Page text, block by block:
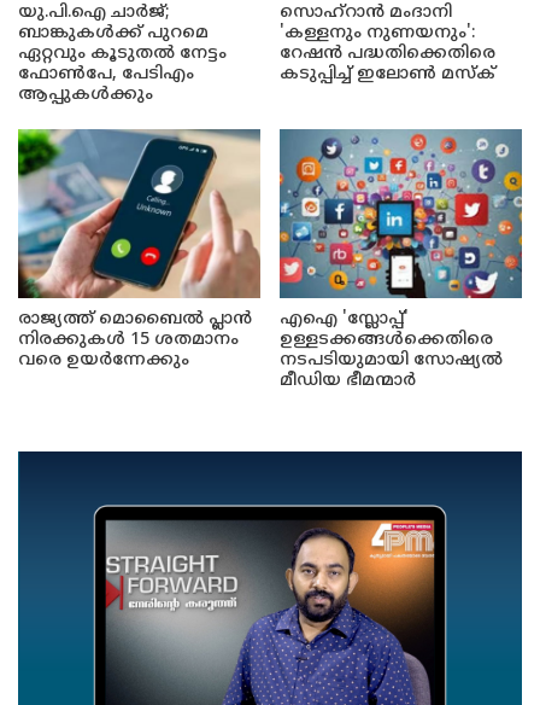
യു.പി.ഐ ചാർജ്;
ബാങ്കുകൾക്ക് പുറമെ
ഏറ്റവും കൂടുതൽ നേട്ടം
ഫോൺപേ, പേടിഎം
ആപ്പുകൾക്കും
സൊഹ്റാൻ മംദാനി
'കള്ളനും നുണയനും':
റേഷൻ പദ്ധതിക്കെതിരെ
കടുപ്പിച്ച് ഇലോൺ മസ്ക്
രാജ്യത്ത് മൊബൈൽ പ്ലാൻ
നിരക്കുകൾ 15 ശതമാനം
വരെ ഉയർന്നേക്കും
എഐ 'സ്ലോപ്പ്'
ഉള്ളടക്കങ്ങൾക്കെതിരെ
നടപടിയുമായി സോഷ്യൽ
മീഡിയ ഭീമന്മാർ